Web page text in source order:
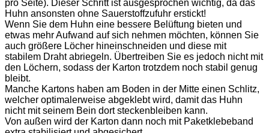
pro Seite). Dieser Schritt ist ausgesprochen wichtig, da das
Huhn ansonsten ohne Sauerstoffzufuhr erstickt!
Wenn Sie dem Huhn eine bessere Belüftung bieten und
etwas mehr Aufwand auf sich nehmen möchten, können Sie
auch größere Löcher hineinschneiden und diese mit
stabilem Draht abriegeln. Übertreiben Sie es jedoch nicht mit
den Löchern, sodass der Karton trotzdem noch stabil genug
bleibt.
Manche Kartons haben am Boden in der Mitte einen Schlitz,
welcher optimalerweise abgeklebt wird, damit das Huhn
nicht mit seinem Bein dort steckenbleiben kann.
Von außen wird der Karton dann noch mit Paketklebeband